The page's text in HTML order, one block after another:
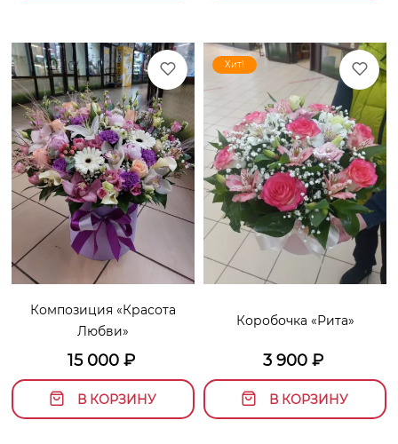
Композиция «Красота
Любви»
15 000₽
В КОРЗИНУ
Хит!
Коробочка «Рита»
3 900₽
В КОРЗИНУ